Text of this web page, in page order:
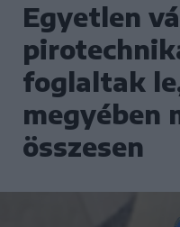
Egyetlen
foglaltak
megyében
összesen